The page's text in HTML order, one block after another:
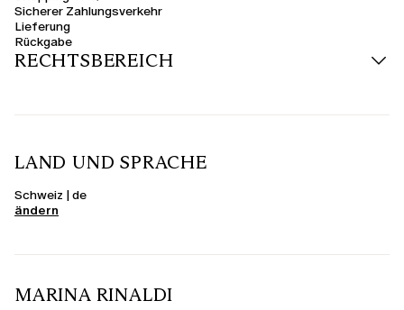
Sicherer Zahlungsverkehr
Lieferung
Rückgabe
RECHTSBEREICH
LAND UND SPRACHE
Schweiz | de
ändern
MARINA RINALDI